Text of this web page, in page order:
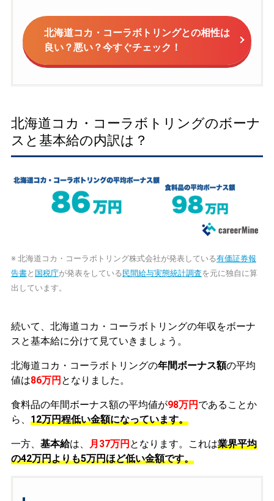
北海道コカ・コーラボトリングとの相性は
良い？悪い？今すぐチェック！
北海道コカ・コーラボトリングのボーナ
スと基本給の内訳は？
※ 北海道コカ・コーラボトリング株式会社が発表している有価証券報
告書と 国税庁が発表をしている 民間給与実態統計調査を元に独自に算
出しています。
続いて、北海道コカ・コーラボトリングの年収をボーナ
スと基本給に分けて見ていきましょう。
北海道コカ・コーラボトリングの年間ボーナス額の平均
値は86万円 となりました。
食料品の年間ボーナス額の平均値が98万円 であることか
ら、 12万円程低い金額になっています。
一方、 基本給は、 月37万円 となります。これは業界平均
の42万円よりも5万円ほど低い金額です。